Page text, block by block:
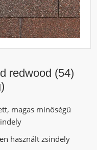
redwood (54)
magas minőségű
használt zsindely